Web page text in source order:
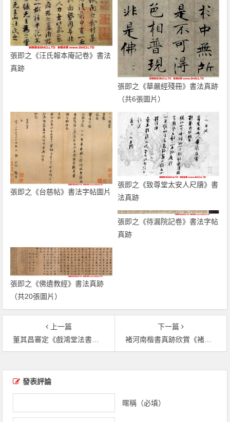
張即之《汪氏報本庵記卷》書法
真跡
張即之《華嚴經殘冊》書法真跡
（共6張圖片）
張即之《台慈帖》書法字帖圖片
張即之《致尊堂太安人尺牘》書
法真跡
張即之《待漏院記卷》書法字帖
真跡
張即之《佛遺教經》書法真跡
（共20張圖片）
上一篇
董其昌審定《戲鴻堂法書》第二卷（共32張圖片）
下一篇
褚河南楷書真跡欣賞《褚遂良伊闕佛龕碑》（共1張圖片）
發表評論
暱稱（必填）